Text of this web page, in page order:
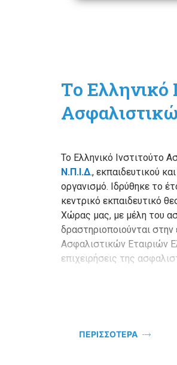
Τo Ελληνικό
Το Ελληνικό Ινστιτούτο
Ν.Π.Ι.Δ., εκπαιδευτικού
οργανισμό. Ιδρύθηκε το
κεντρικό εκπαιδευτικό
Χώρας μας, με μέλη του
δραστηριοποιούνται
Ασφαλιστικών Εταιριών
επιχειρήσεις της
ΠΕΡΙΣΣΟΤΕΡΑ